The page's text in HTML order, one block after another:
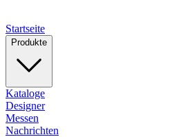
Startseite
Produkte
Kataloge
Designer
Messen
Nachrichten